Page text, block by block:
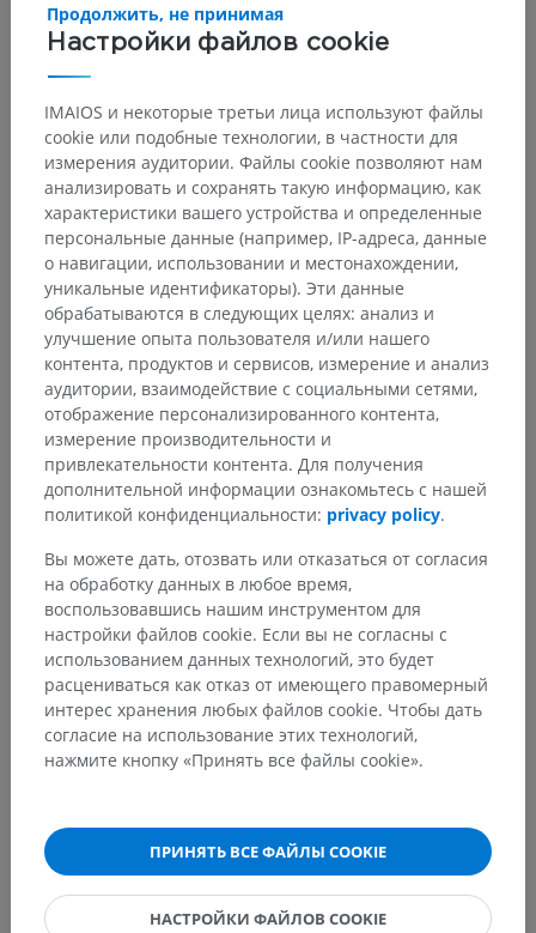
Анатомическая иерархия
Анатомия животных
Части тела Грудная конечность
Кисть (рука)
Тыл кисти
Основные структуры:Нет анатомических терминов,
относящихся к этой части тела
Сравнительная анатомия человека
Переводы
Не стесняйтесь предложить поправку, свою версию
перевода или решение по улучшению контента.
Сообщить об ошибке
Настройки файлов cookie
Продолжить, не принимая
IMAIOS и некоторые третьи лица используют файлы
cookie или подобные технологии, в частности для
измерения аудитории. Файлы cookie позволяют нам
анализировать и сохранять такую информацию, как
характеристики вашего устройства и определенные
персональные данные (например, IP-адреса, данные
о навигации, использовании и местонахождении,
уникальные идентификаторы). Эти данные
обрабатываются в следующих целях: анализ и
улучшение опыта пользователя и/или нашего
контента, продуктов и сервисов, измерение и анализ
аудитории, взаимодействие с социальными сетями,
отображение персонализированного контента,
измерение производительности и
привлекательности контента. Для получения
дополнительной информации ознакомьтесь с нашей
политикой конфиденциальности: privacy policy.
Вы можете дать, отозвать или отказаться от согласия
на обработку данных в любое время,
воспользовавшись нашим инструментом для
настройки файлов cookie. Если вы не согласны с
использованием данных технологий, это будет
расцениваться как отказ от имеющего правомерный
интерес хранения любых файлов cookie. Чтобы дать
согласие на использование этих технологий,
нажмите кнопку «Принять все файлы cookie».
ПРИНЯТЬ ВСЕ ФАЙЛЫ COOKIE
НАСТРОЙКИ ФАЙЛОВ COOKIE